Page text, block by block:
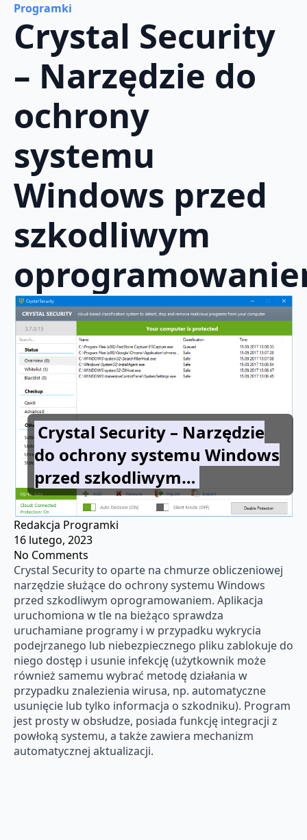
Programki
Crystal Security
– Narzędzie do
ochrony
systemu
Windows przed
szkodliwym
Crystal Security – Narzędzie
do ochrony systemu Windows
przed szkodliwym…
Redakcja Programki
16 lutego, 2023
No Comments
Crystal Security to oparte na chmurze obliczeniowej
narzędzie służące do ochrony systemu Windows
przed szkodliwym oprogramowaniem. Aplikacja
uruchomiona w tle na bieżąco sprawdza
uruchamiane programy i w przypadku wykrycia
podejrzanego lub niebezpiecznego pliku zablokuje do
niego dostęp i usunie infekcję (użytkownik może
również samemu wybrać metodę działania w
przypadku znalezienia wirusa, np. automatyczne
usunięcie lub tylko informacja o szkodniku). Program
jest prosty w obsłudze, posiada funkcję integracji z
powłoką systemu, a także zawiera mechanizm
automatycznej aktualizacji.